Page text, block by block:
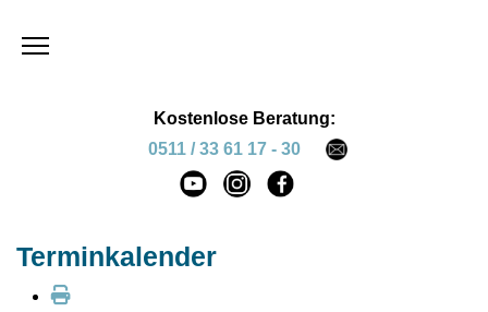
Kostenlose Beratung:
0511 / 33 61 17 - 30
Terminkalender